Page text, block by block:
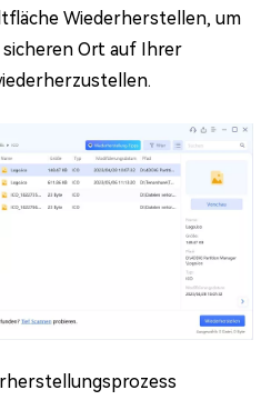
Wiederherstellen, um
sicheren Ort auf Ihrer